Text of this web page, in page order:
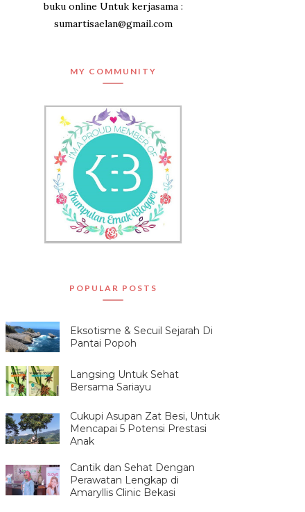
buku online Untuk kerjasama :
sumartisaelan@gmail.com
MY COMMUNITY
POPULAR POSTS
Eksotisme & Secuil Sejarah Di
Pantai Popoh
Langsing Untuk Sehat
Bersama Sariayu
Cukupi Asupan Zat Besi, Untuk
Mencapai 5 Potensi Prestasi
Anak
Cantik dan Sehat Dengan
Perawatan Lengkap di
Amaryllis Clinic Bekasi